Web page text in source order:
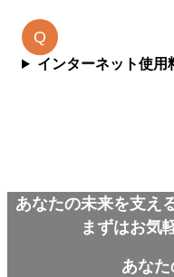
インターネット使用
あなたの未来を支え
まずはお気
あな